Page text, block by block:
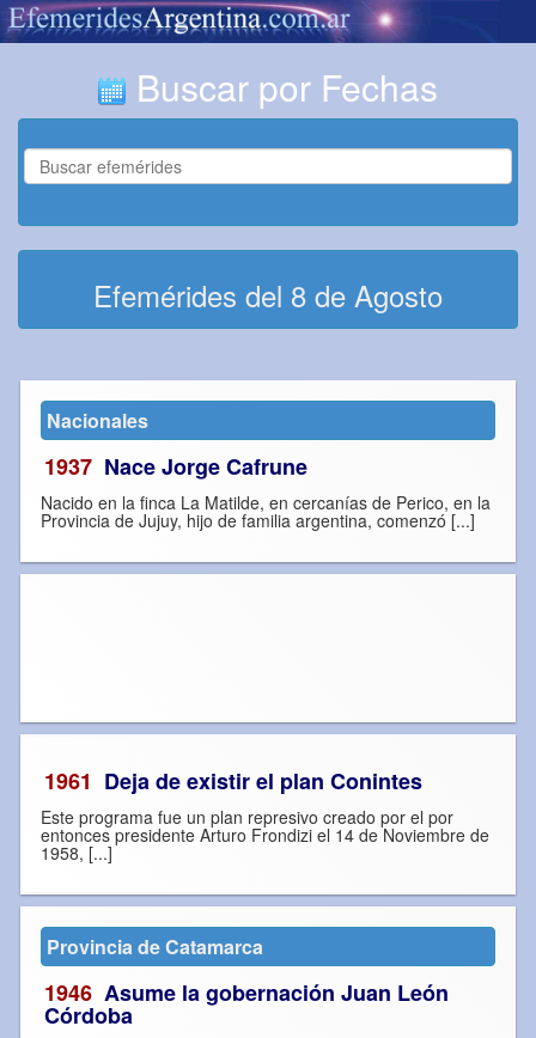
Buscar por Fechas
Efemérides del 8 de Agosto
Nacionales
1937 Nace Jorge Cafrune
Nacido en la finca La Matilde, en cercanías de Perico, en la
Provincia de Jujuy, hijo de familia argentina, comenzó [...]
1961 Deja de existir el plan Conintes
Este programa fue un plan represivo creado por el por
entonces presidente Arturo Frondizi el 14 de Noviembre de
1958, [...]
Provincia de Catamarca
1946
Córdoba